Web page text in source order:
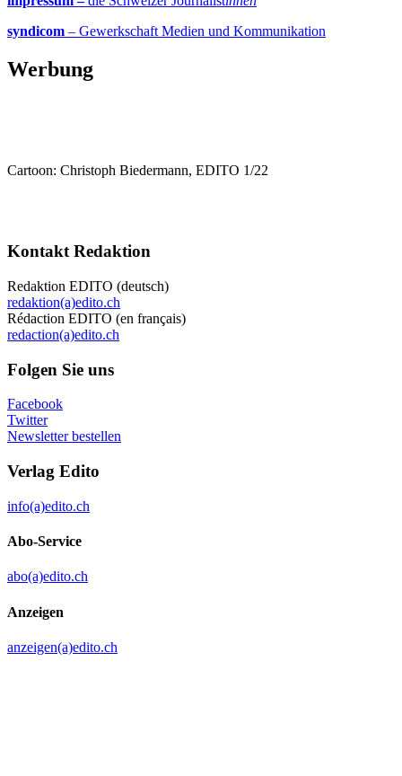
syndicom – Gewerkschaft Medien und Kommunikation
Werbung
Cartoon: Christoph Biedermann, EDITO 1/22
Kontakt Redaktion
Redaktion EDITO (deutsch)
redaktion(a)edito.ch
Rédaction EDITO (en français)
redaction(a)edito.ch
Folgen Sie uns
Facebook
Twitter
Newsletter bestellen
Verlag Edito
info(a)edito.ch
Abo-Service
abo(a)edito.ch
Anzeigen
anzeigen(a)edito.ch